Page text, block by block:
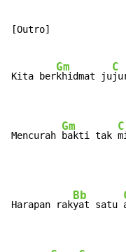
[Outro]
Kita ber
Gm
khidmat ju
C
Mencurah
Gm
bakti tak
C
Harapan rak
Bb
yat satu